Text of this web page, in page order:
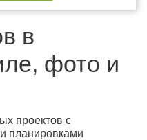
в
фото и
проектов с
планировками